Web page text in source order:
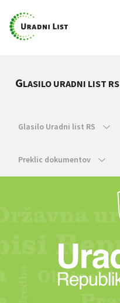
GLASILO URADNI LIST RS
Glasilo Uradni list RS
Preklic dokumentov